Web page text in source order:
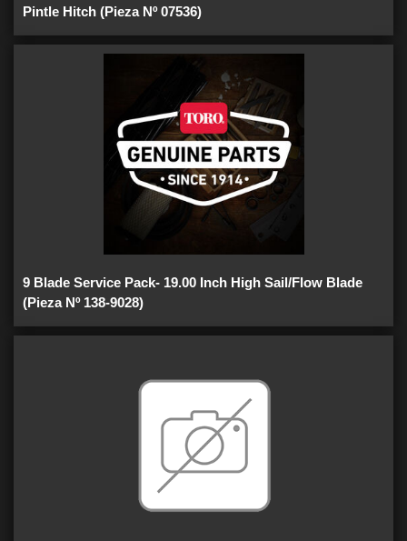
Pintle Hitch (Pieza Nº 07536)
9 Blade Service Pack- 19.00 Inch High Sail/Flow Blade
(Pieza Nº 138-9028)